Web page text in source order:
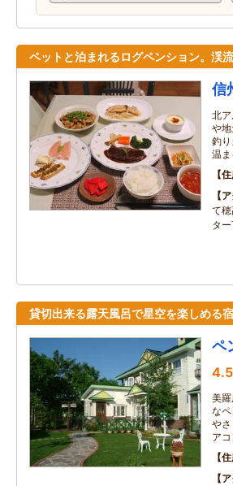
ペットと泊まれるログペンション。渓
信
北
や
釣
温ま
て
タ
貸切出来る露天風呂で星空を楽しめる宿
ペ
4.5
美
な
や
ア